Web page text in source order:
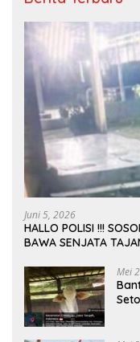
Juni 5, 2026
HALLO POLISI !!!
BAWA SENJATA
Mei